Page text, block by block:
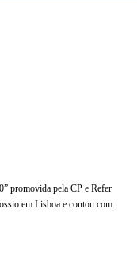
promovida pela CP e Refer
em Lisboa e contou com